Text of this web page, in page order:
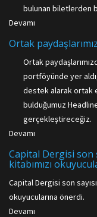
bulunan biletlerden
Devamı
Ortak
Ortak
portföyünde yer
destek alarak ortak
bulduğumuz
gerçekleştireceğiz.
Devamı
Capital Dergisi son
kitabımızı
Capital Dergisi son
okuyucularına önerdi.
Devamı